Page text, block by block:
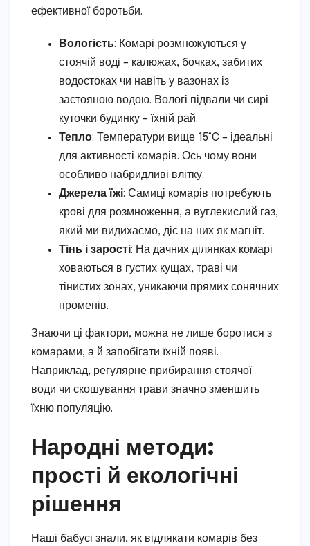
ефективної боротьби.
Вологість: Комарі розмножуються у
стоячій воді – калюжах, бочках, забитих
водостоках чи навіть у вазонах із
застояною водою. Вологі підвали чи сирі
куточки будинку – їхній рай.
Тепло: Температури вище 15°C – ідеальні
для активності комарів. Ось чому вони
особливо набридливі влітку.
Джерела їжі: Самиці комарів потребують
крові для розмноження, а вуглекислий газ,
який ми видихаємо, діє на них як магніт.
Тінь і зарості: На дачних ділянках комарі
ховаються в густих кущах, траві чи
тінистих зонах, уникаючи прямих сонячних
променів.
Знаючи ці фактори, можна не лише боротися з
комарами, а й запобігати їхній появі.
Наприклад, регулярне прибирання стоячої
води чи скошування трави значно зменшить
їхню популяцію.
Народні методи:
прості й екологічні
рішення
Наші бабусі знали, як відлякати комарів без